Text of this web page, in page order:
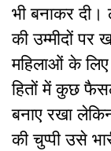
भी बनाकर दी।
की उम्मीदों पर
महिलाओं के
हितों में कुछ
बनाए रखा
की चुप्पी उसे